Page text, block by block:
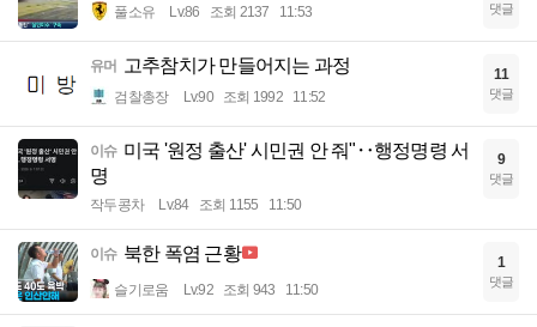
풀소유 Lv.86 조회 2137 11:53 댓글
유머 고추참치가 만들어지는 과정
검찰총장 Lv.90 조회 1992 11:52
11
댓글
이슈 미국 '원정 출산' 시민권 안 줘"‥행정명령 서
명
작두콩차 Lv.84 조회 1155 11:50
9
댓글
이슈 북한 폭염 근황
슬기로움 Lv.92 조회 943 11:50
1
댓글